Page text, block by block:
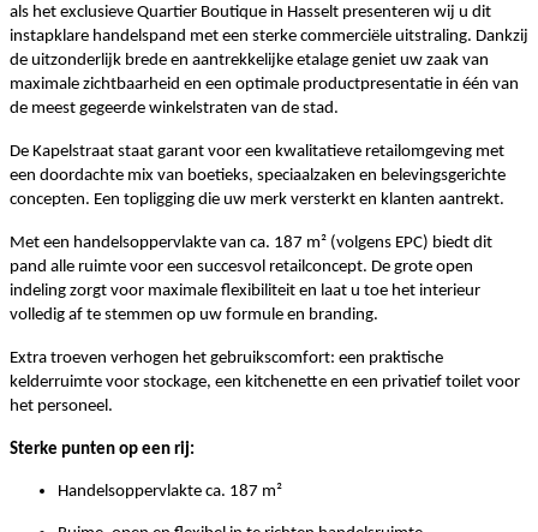
als het exclusieve Quartier Boutique in Hasselt presenteren wij u dit
instapklare handelspand met een sterke commerciële uitstraling. Dankzij
de uitzonderlijk brede en aantrekkelijke etalage geniet uw zaak van
maximale zichtbaarheid en een optimale productpresentatie in één van
de meest gegeerde winkelstraten van de stad.
De Kapelstraat staat garant voor een kwalitatieve retailomgeving met
een doordachte mix van boetieks, speciaalzaken en belevingsgerichte
concepten. Een topligging die uw merk versterkt en klanten aantrekt.
Met een handelsoppervlakte van ca. 187 m² (volgens EPC) biedt dit
pand alle ruimte voor een succesvol retailconcept. De grote open
indeling zorgt voor maximale flexibiliteit en laat u toe het interieur
volledig af te stemmen op uw formule en branding.
Extra troeven verhogen het gebruikscomfort: een praktische
kelderruimte voor stockage, een kitchenette en een privatief toilet voor
het personeel.
Sterke punten op een rij:
Handelsoppervlakte ca. 187 m²